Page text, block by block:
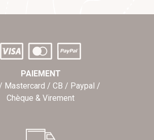
PAIEMENT
Mastercard / CB / Paypal /
Chèque & Virement